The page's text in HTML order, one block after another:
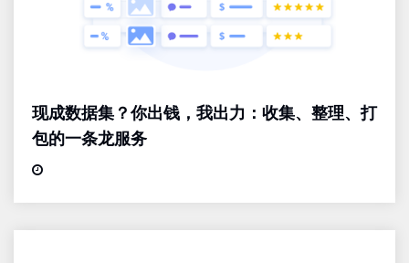
现成数据集？你出钱，我出力：收集、整理、打
包的一条龙服务